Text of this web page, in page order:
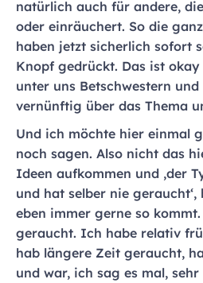
natürlich auch für andere,
oder einräuchert. So die
haben jetzt sicherlich sofort
Knopf gedrückt. Das ist
unter uns Betschwestern
vernünftig über das Thema
Und ich möchte hier einmal
noch sagen. Also nicht das
Ideen aufkommen und ‚der
und hat selber nie
eben immer gerne so
geraucht. Ich habe relativ
hab längere Zeit geraucht,
und war, ich sag es mal,